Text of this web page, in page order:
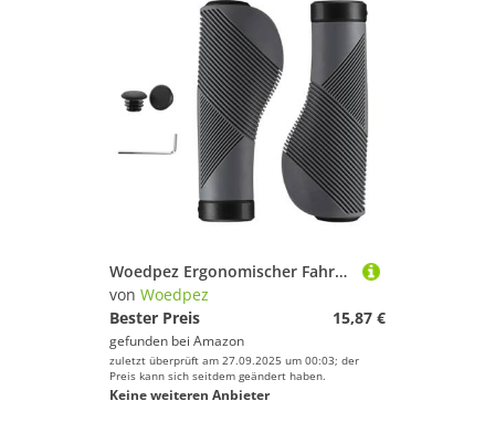
Woedpez Ergonomischer Fahrradlenkergriff, rutschfest, Stoßdämpfung mit Nylonringen, universell für Mountainbikes, wasserdichte Fahrrad-Griffabdeckung
von Woedpez
Bester Preis
15,87 €
gefunden bei Amazon
zuletzt überprüft am 27.09.2025 um 00:03; der
Preis kann sich seitdem geändert haben.
Keine weiteren Anbieter